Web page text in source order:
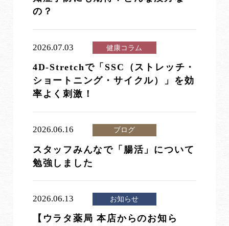
の？
2026.07.03 健康コラム
4D-Stretchで「SSC（ストレッチ・
ショートニング・サイクル）」を効
率よく刺激！
2026.06.16 ブログ
スタッフみんなで「腸活」について
勉強しました
2026.06.13 お知らせ
【ウラタ薬局 本店からのお知ら